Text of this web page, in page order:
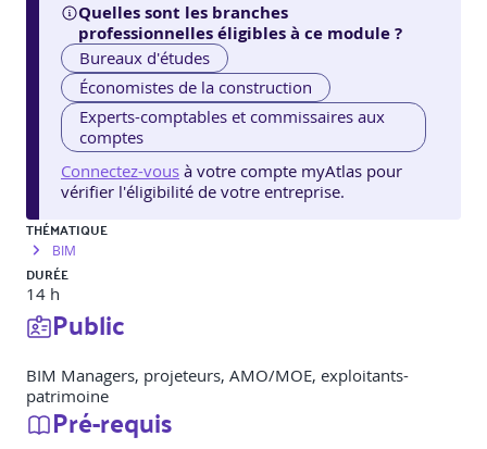
Quelles sont les branches
professionnelles éligibles à ce module ?
Bureaux d'études
Économistes de la construction
Experts-comptables et commissaires aux
comptes
Connectez-vous à votre compte myAtlas pour
vérifier l'éligibilité de votre entreprise.
THÉMATIQUE
BIM
DURÉE
14 h
Public
BIM Managers, projeteurs, AMO/MOE, exploitants-
patrimoine
Pré-requis